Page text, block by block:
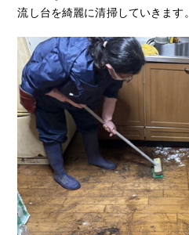
流し台を綺麗に清掃していきます。